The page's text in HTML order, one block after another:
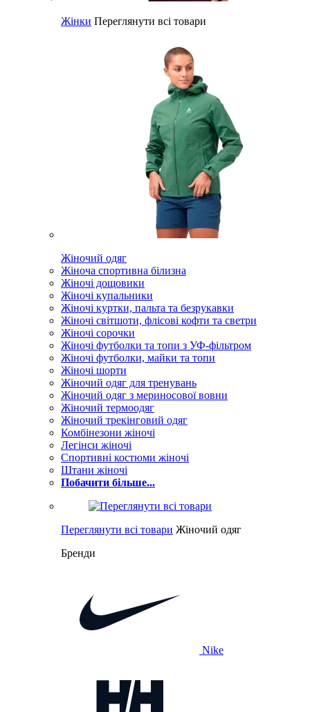
Жінки Переглянути всі товари
Жіночий одяг
Жіноча спортивна білизна
Жіночі дощовики
Жіночі купальники
Жіночі куртки, пальта та безрукавки
Жіночі світшоти, флісові кофти та светри
Жіночі сорочки
Жіночі футболки та топи з УФ-фільтром
Жіночі футболки, майки та топи
Жіночі шорти
Жіночий одяг для тренувань
Жіночий одяг з мериносової вовни
Жіночий термоодяг
Жіночий трекінговий одяг
Комбінезони жіночі
Легінси жіночі
Спортивні костюми жіночі
Штани жіночі
Побачити більше...
Переглянути всі товари Жіночий одяг
Бренди
Nike